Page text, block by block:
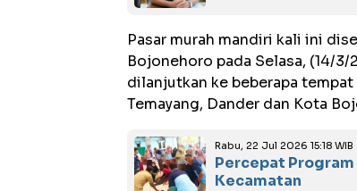
Pasar murah mandiri kali ini
Bojonehoro pada Selasa, (14/
dilanjutkan ke beberapa tempat
Temayang, Dander dan Kota
Rabu, 22 Jul 2026 15:18 WIB
Percepat Program
Kecamatan